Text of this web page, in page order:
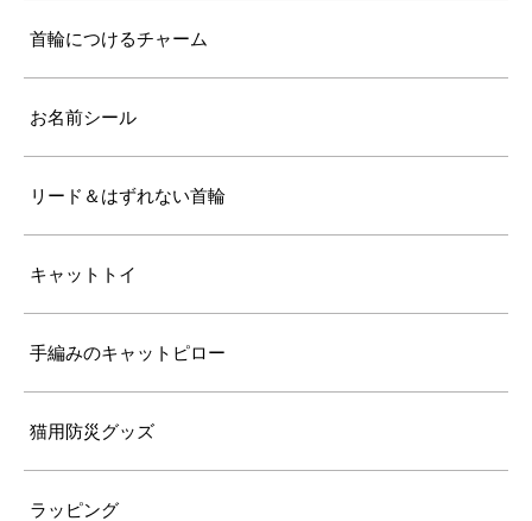
首輪につけるチャーム
お名前シール
リード＆はずれない首輪
キャットトイ
手編みのキャットピロー
猫用防災グッズ
ラッピング